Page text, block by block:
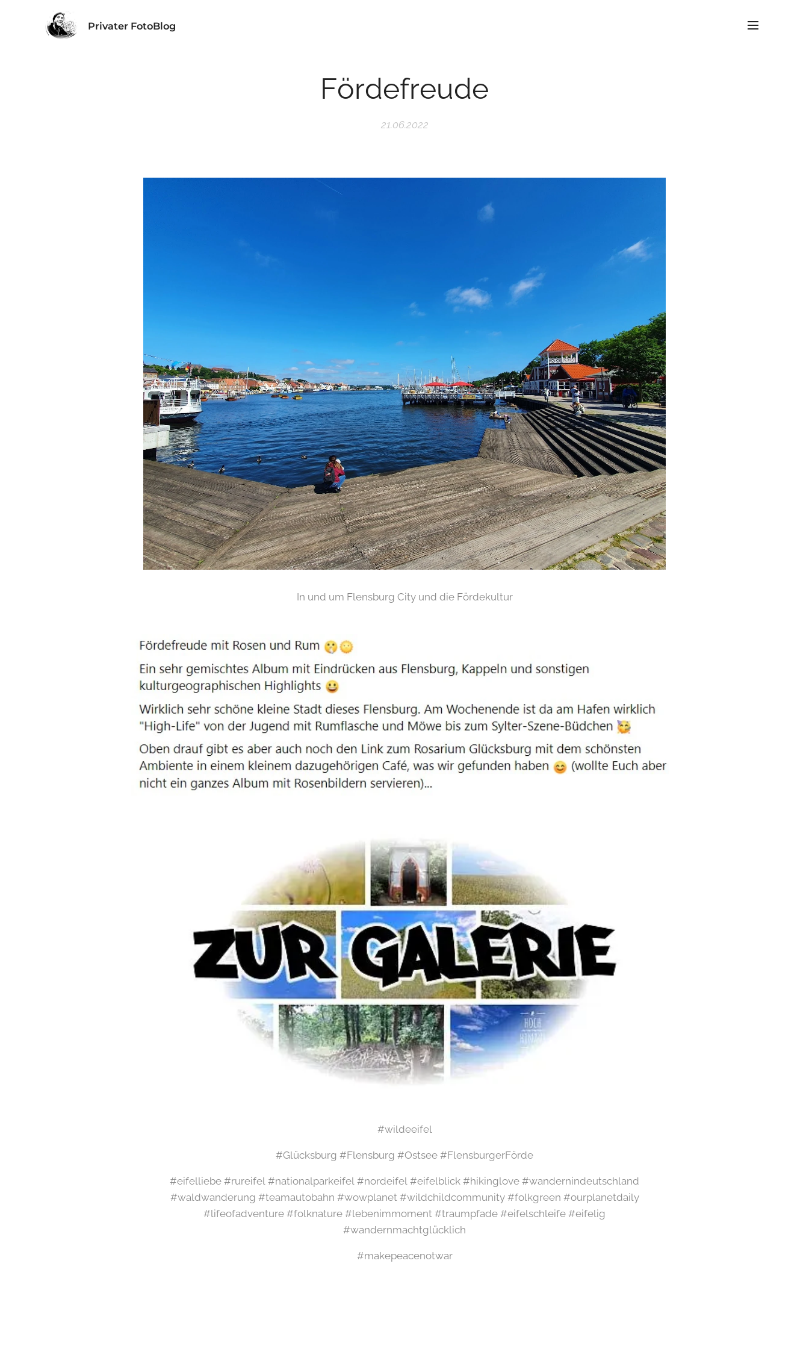
Privater FotoBlog
Fördefreude
21.06.2022
In und um Flensburg City und die Fördekultur
#wildeeifel
#Glücksburg #Flensburg #Ostsee #FlensburgerFörde
#eifelliebe #rureifel #nationalparkeifel #nordeifel #eifelblick #hikinglove #wandernindeutschland
#waldwanderung #teamautobahn #wowplanet #wildchildcommunity #folkgreen #ourplanetdaily
#lifeofadventure #folknature #lebenimmoment #traumpfade #eifelschleife #eifelig
#wandernmachtglücklich
#makepeacenotwar